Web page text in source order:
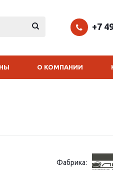
+7
О КОМПАНИИ
Фабрика: